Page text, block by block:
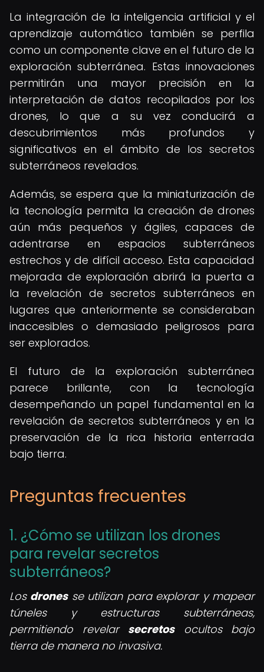
La integración de la inteligencia artificial y el
aprendizaje automático también se perfila
como un componente clave en el futuro de la
exploración subterránea. Estas innovaciones
permitirán una mayor precisión en la
interpretación de datos recopilados por los
drones, lo que a su vez conducirá a
descubrimientos más profundos y
significativos en el ámbito de los secretos
subterráneos revelados.
Además, se espera que la miniaturización de
la tecnología permita la creación de drones
aún más pequeños y ágiles, capaces de
adentrarse en espacios subterráneos
estrechos y de difícil acceso. Esta capacidad
mejorada de exploración abrirá la puerta a
la revelación de secretos subterráneos en
lugares que anteriormente se consideraban
inaccesibles o demasiado peligrosos para
ser explorados.
El futuro de la exploración subterránea
parece brillante, con la tecnología
desempeñando un papel fundamental en la
revelación de secretos subterráneos y en la
preservación de la rica historia enterrada
bajo tierra.
Preguntas frecuentes
1. ¿Cómo se utilizan los drones
para revelar secretos
subterráneos?
Los dronesse utilizan para explorar y mapear
túneles y estructuras subterráneas,
permitiendo revelar secretosocultos bajo
tierra de manera no invasiva.